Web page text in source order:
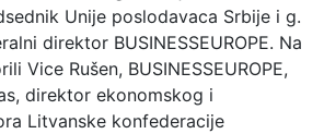
Unije poslodavaca Srbije i g.
direktor BUSINESSEUROPE. Na
Vice Rušen, BUSINESSEUROPE,
direktor ekonomskog i
Litvanske konfederacije